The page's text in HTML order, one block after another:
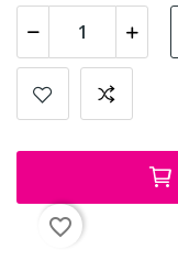
favorite_border